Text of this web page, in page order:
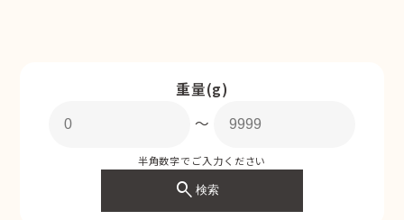
重量(g)
〜
半角数字でご入力ください
search検索